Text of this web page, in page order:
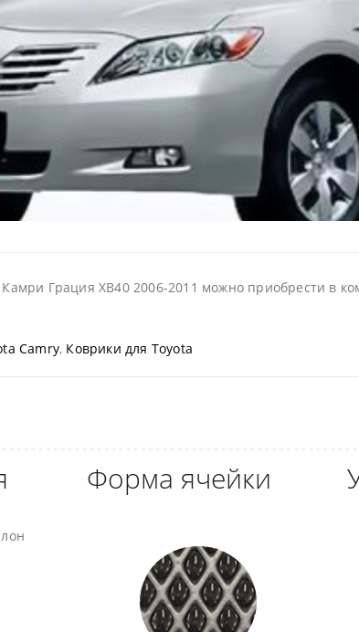
Камри Грация ХВ40 2006-2011 можно приобрести в
Camry, Коврики для Toyota
Форма ячейки